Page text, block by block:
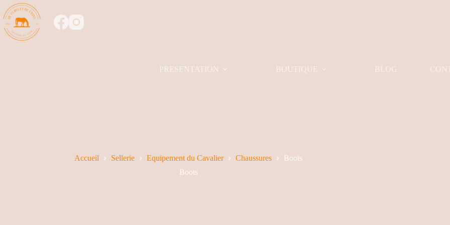
PRESENTATION BOUTIQUE BLOG
Accueil Sellerie Equipement du Cavalier Chaussures
Boots
Boots